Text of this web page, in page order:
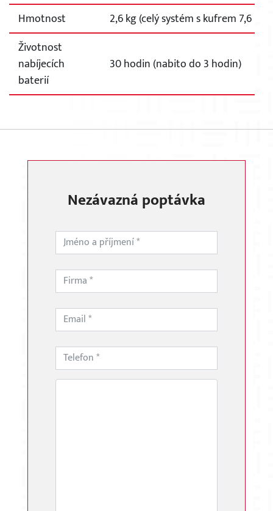
Hmotnost
2,6 kg (celý systém s kufrem 7,6 kg)
Životnost
nabíjecích
baterií
30 hodin (nabito do 3 hodin)
Nezávazná poptávka